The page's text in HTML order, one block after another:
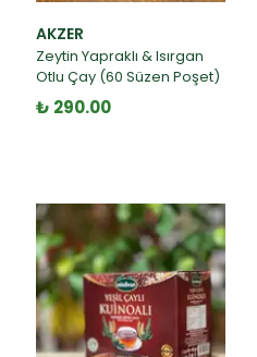
AKZER
Zeytin Yapraklı & Isırgan
Otlu Çay (60 Süzen Poşet)
₺ 290.00